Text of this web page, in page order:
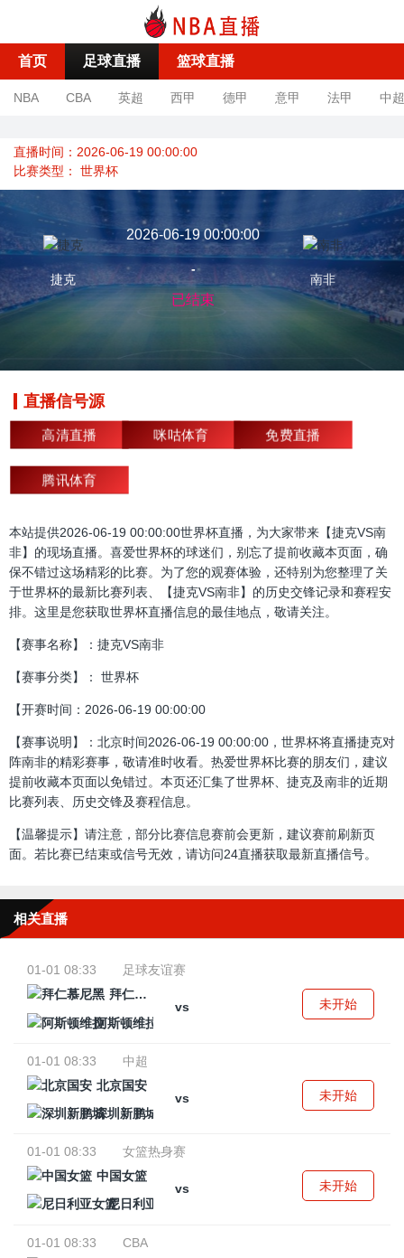
首页 足球直播 篮球直播
NBA CBA 英超 西甲 德甲 意甲 法甲 中超
直播时间：2026-06-19 00:00:00
比赛类型： 世界杯
捷克
2026-06-19 00:00:00
-
已结束
南非
直播信号源
高清直播 咪咕体育 免费直播
腾讯体育
本站提供2026-06-19 00:00:00世界杯直播，为大家带来【捷克VS南
非】的现场直播。喜爱世界杯的球迷们，别忘了提前收藏本页面，确
保不错过这场精彩的比赛。为了您的观赛体验，还特别为您整理了关
于世界杯的最新比赛列表、【捷克VS南非】的历史交锋记录和赛程安
排。这里是您获取世界杯直播信息的最佳地点，敬请关注。
【赛事名称】：捷克VS南非
【赛事分类】： 世界杯
【开赛时间：2026-06-19 00:00:00
【赛事说明】：北京时间2026-06-19 00:00:00，世界杯将直播捷克对
阵南非的精彩赛事，敬请准时收看。热爱世界杯比赛的朋友们，建议
提前收藏本页面以免错过。本页还汇集了世界杯、捷克及南非的近期
比赛列表、历史交锋及赛程信息。
【温馨提示】请注意，部分比赛信息赛前会更新，建议赛前刷新页
面。若比赛已结束或信号无效，请访问24直播获取最新直播信号。
相关直播
01-01 08:33
足球友谊赛
拜仁慕尼黑
vs
阿斯顿维拉
未开始
01-01 08:33
中超
北京国安
vs
深圳新鹏城
未开始
01-01 08:33
女篮热身赛
中国女篮
vs
尼日利亚女篮
未开始
01-01 08:33
CBA